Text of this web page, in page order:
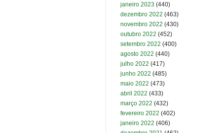
janeiro 2023 (440)
dezembro 2022 (463)
novembro 2022 (430)
outubro 2022 (452)
setembro 2022 (400)
agosto 2022 (440)
julho 2022 (417)
junho 2022 (485)
maio 2022 (473)
abril 2022 (433)
março 2022 (432)
fevereiro 2022 (402)
janeiro 2022 (406)